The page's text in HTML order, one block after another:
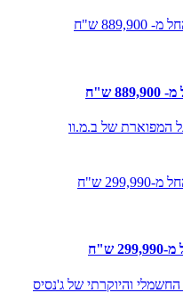
המפוארת של ב.מ.וו
והיוקרתי של ג'נסיס